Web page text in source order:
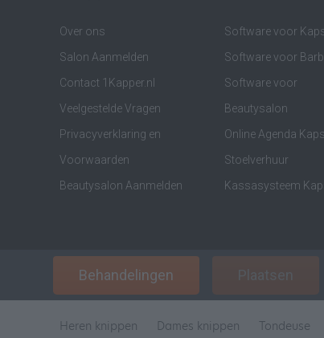
Over ons
Salon Aanmelden
Contact 1Kapper.nl
Veelgestelde Vragen
Privacyverklaring en
Voorwaarden
Beautysalon Aanmelden
Software voor
Software voor
Software voor
Beautysalon
Online Agenda
Stoelverhuur
Kassasysteem
Behandelingen Plaatsen
Heren knippen Dames knippen Tondeuse